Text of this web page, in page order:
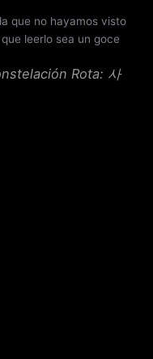
que no hayamos visto
leerlo sea un goce
Rota: 사